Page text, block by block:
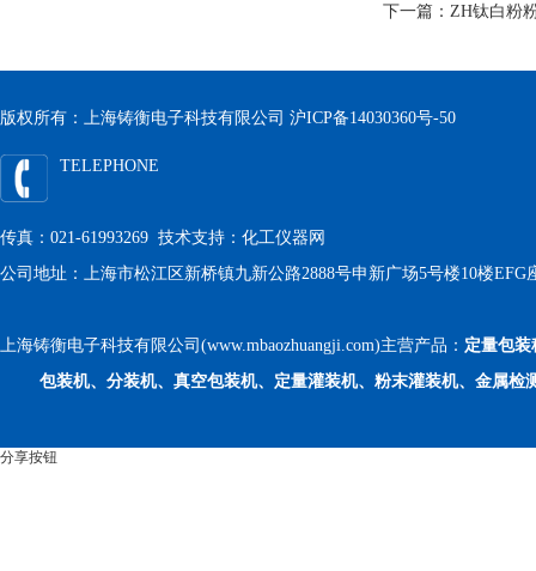
下一篇： ZH钛白粉
版权所有：上海铸衡电子科技有限公司 沪ICP备14030360号-50
TELEPHONE
传真：021-61993269 技术支持： 化工仪器网
公司地址：上海市松江区新桥镇九新公路2888号申新广场5号楼10楼EFG
上海铸衡电子科技有限公司(www.mbaozhuangji.com)主营产品： 定量包装
包装机、分装机、真空包装机、定量灌装机、粉末灌装机、金属检
分享按钮